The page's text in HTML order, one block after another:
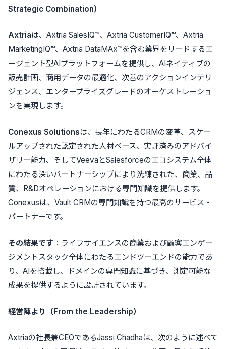
Strategic Combination）
Axtriaは、Axtria SalesIQ™、Axtria CustomerIQ™、Axtria
MarketingIQ™、Axtria DataMAx™を含む業界をリードするエ
ージェント型AIプラットフォームを提供し、AIネイティブの
販売計画、商用データの最適化、次善のアクションインテリ
ジェンス、エンタープライズグレードのオーケストレーショ
ンを実現します。
Conexus Solutionsは、長年にわたるCRMの変革、スケー
ルアップされた認定された人材ベース、実証済みのアドバイ
ザリー能力、そしてVeevaとSalesforceのエコシステム全体
にわたる深いパートナーシップにより洗練された、商業、品
質、R&Dオペレーションにおける専門知識を提供します。
Conexusは、Vault CRMの専門知識を持つ最高のサービス・
パートナーです。
その結果です ：ライフサイエンスの商業および顧客エンゲー
ジメントスタック全体にわたるエンドツーエンドの能力であ
り、AIを搭載し、ドメインの専門知識に基づき、測定可能な
成果を提供するように設計されています。
経営陣より（From the Leadership）
Axtriaの社長兼CEOであるJassi Chadhaは、次のように述べて